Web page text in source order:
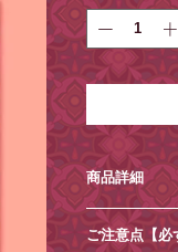
商品詳細
素材：紙
サイズ：約
ご注意点【必